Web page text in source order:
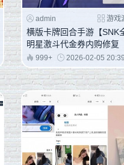
admin 游戏
横版卡牌回合手游【SNK
明星激斗代金券内购修复
版】Linux手工服务端+安
苹果双端+管理后台+CDK
权后台+视频架设教程
999+ 2026-02-05